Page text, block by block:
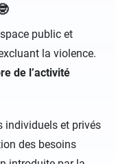
public et
la violence.
de l’activité
individuels et privés
des besoins